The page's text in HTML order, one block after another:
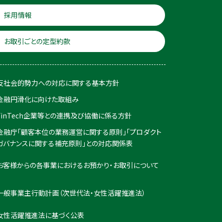
採用情報
お取引ごとの定型約款
社会的勢力への対応に関する基本方針
融円滑化に向けた取組み
企業等との連携及び協働に係る方針
融庁「顧客本位の業務運営に関する原則」「プロダクト
バナンスに関する補充原則」との対応関係表
客様からの各事業におけるお預かり・お取引について
般事業主行動計画（次世代法・女性活躍推進法）
性活躍推進法に基づく公表